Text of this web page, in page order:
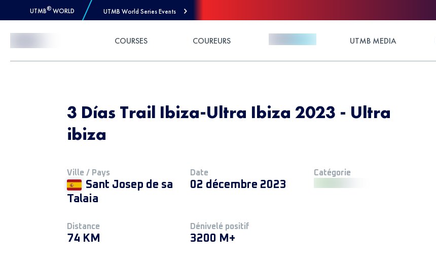
UTMB® WORLD UTMB World Series Events
COURSES COUREURS UTMB MEDIA
3 Días Trail Ibiza-Ultra Ibiza 2023 - Ultra
ibiza
Ville / Pays
Sant Josep de sa
Talaia
Date
02 décembre 2023
Catégorie
Distance
74 KM
Dénivelé positif
3200 M+